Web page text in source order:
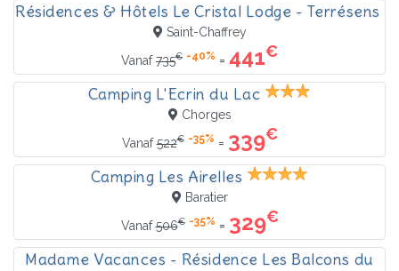
Résidences & Hôtels Le Cristal Lodge - Terrésens
Saint-Chaffrey
Vanaf735€ -40% = 441€
Camping L'Ecrin du Lac
Chorges
Vanaf522€ -35% = 339€
Camping Les Airelles
Baratier
Vanaf506€ -35% = 329€
Madame Vacances - Résidence Les Balcons du